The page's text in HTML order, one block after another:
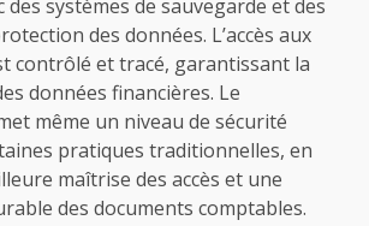
des systèmes de sauvegarde et des
des données. L’accès aux
contrôlé et tracé, garantissant la
données financières. Le
même un niveau de sécurité
pratiques traditionnelles, en
maîtrise des accès et une
des documents comptables.